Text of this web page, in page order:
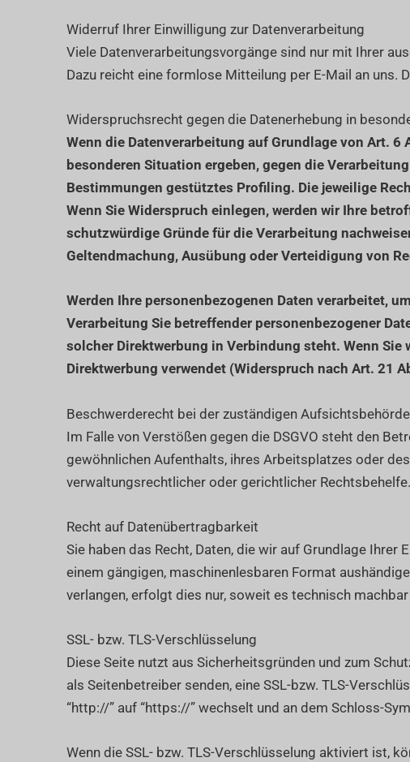
Widerruf Ihrer Einwilligung zur Datenverarbeitung
Viele Datenverarbeitungsvorgänge sind nur mit Ihrer
Dazu reicht eine formlose Mitteilung per E-Mail an
Widerspruchsrecht gegen die Datenerhebung in
Wenn die Datenverarbeitung auf Grundlage von Art. 6
besonderen Situation ergeben, gegen die
Bestimmungen gestütztes Profiling. Die jeweilige
Wenn Sie Widerspruch einlegen, werden wir Ihre
schutzwürdige Gründe für die Verarbeitung
Geltendmachung, Ausübung oder Verteidigung von
Werden Ihre personenbezogenen Daten verarbeitet,
Verarbeitung Sie betreffender personenbezogener
solcher Direktwerbung in Verbindung steht. Wenn
Direktwerbung verwendet (Widerspruch nach Art. 21
Beschwerderecht bei der zuständigen Aufsichtsbehörde
Im Falle von Verstößen gegen die DSGVO steht den
gewöhnlichen Aufenthalts, ihres Arbeitsplatzes oder
verwaltungsrechtlicher oder gerichtlicher Rechtsbehelfe.
Recht auf Datenübertragbarkeit
Sie haben das Recht, Daten, die wir auf Grundlage
einem gängigen, maschinenlesbaren Format
verlangen, erfolgt dies nur, soweit es technisch
SSL- bzw. TLS-Verschlüsselung
Diese Seite nutzt aus Sicherheitsgründen und zum
als Seitenbetreiber senden, eine SSL-bzw. TLS-
“http://” auf “https://” wechselt und an dem Schloss-
Wenn die SSL- bzw. TLS-Verschlüsselung aktiviert ist,